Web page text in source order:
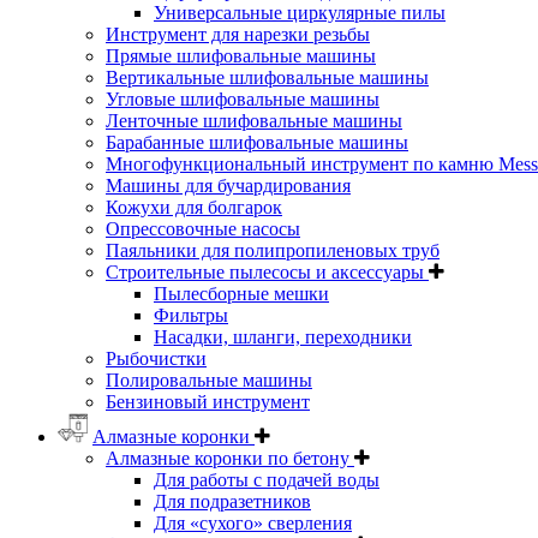
Универсальные циркулярные пилы
Инструмент для нарезки резьбы
Прямые шлифовальные машины
Вертикальные шлифовальные машины
Угловые шлифовальные машины
Ленточные шлифовальные машины
Барабанные шлифовальные машины
Многофункциональный инструмент по камню
Машины для бучардирования
Кожухи для болгарок
Опрессовочные насосы
Паяльники для полипропиленовых труб
Строительные пылесосы и аксессуары
Пылесборные мешки
Фильтры
Насадки, шланги, переходники
Рыбочистки
Полировальные машины
Бензиновый инструмент
Алмазные коронки
Алмазные коронки по бетону
Для работы с подачей воды
Для подразетников
Для «сухого» сверления